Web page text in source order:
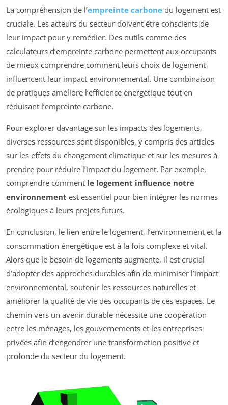
La compréhension de l’empreinte carbone du logement est
cruciale. Les acteurs du secteur doivent être conscients de
leur impact pour y remédier. Des outils comme des
calculateurs d’empreinte carbone permettent aux occupants
de mieux comprendre comment leurs choix de logement
influencent leur impact environnemental. Une combinaison
de pratiques améliore l’efficience énergétique tout en
réduisant l’empreinte carbone.
Pour explorer davantage sur les impacts des logements,
diverses ressources sont disponibles, y compris des articles
sur les effets du changement climatique et sur les mesures à
prendre pour réduire l’impact du logement. Par exemple,
comprendre comment le logement influence notre
environnement est essentiel pour bien intégrer les normes
écologiques à leurs projets futurs.
En conclusion, le lien entre le logement, l’environnement et la
consommation énergétique est à la fois complexe et vital.
Alors que le besoin de logements augmente, il est crucial
d’adopter des approches durables afin de minimiser l’impact
environnemental, soutenir les ressources naturelles et
améliorer la qualité de vie des occupants de ces espaces. Le
chemin vers un avenir durable nécessite une coopération
entre les ménages, les gouvernements et les entreprises
privées afin d’engendrer une transformation positive et
profonde du secteur du logement.